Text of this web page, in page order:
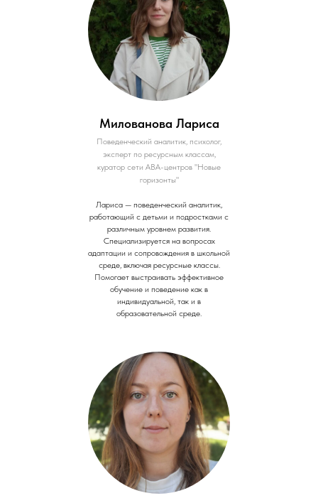
Милованова Лариса
Поведенческий аналитик, психолог,
эксперт по ресурсным классам,
куратор сети АВА-центров "Новые
горизонты"
Лариса — поведенческий аналитик,
работающий с детьми и подростками с
различным уровнем развития.
Специализируется на вопросах
адаптации и сопровождения в школьной
среде, включая ресурсные классы.
Помогает выстраивать эффективное
обучение и поведение как в
индивидуальной, так и в
образовательной среде.